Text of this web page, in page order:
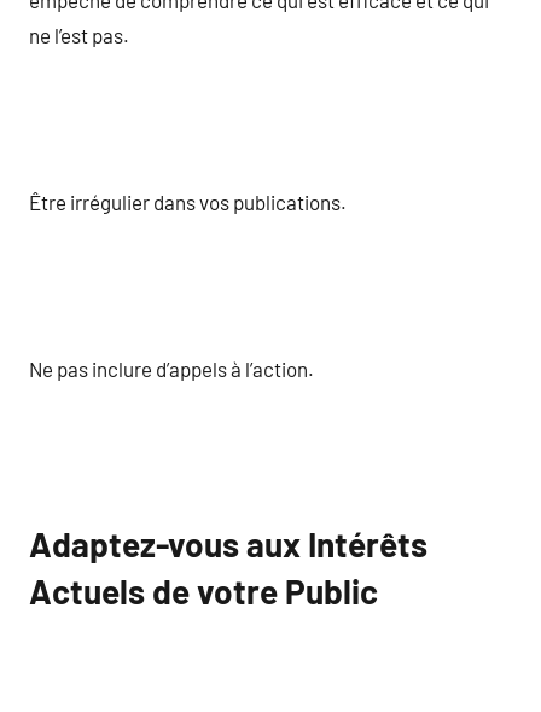
ne l’est pas.
Être irrégulier dans vos publications.
Ne pas inclure d’appels à l’action.
Adaptez-vous aux Intérêts
Actuels de votre Public